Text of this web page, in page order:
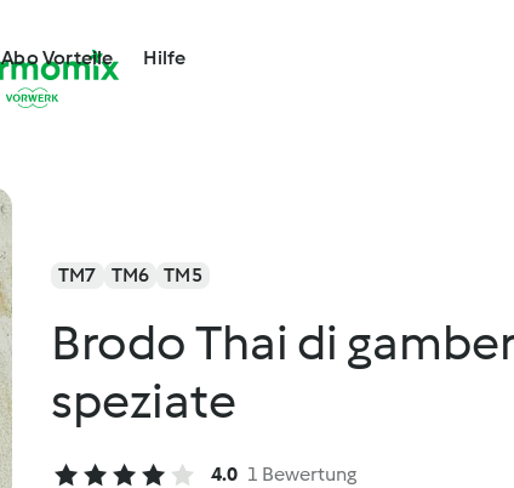
Abo Vorteile Hilfe
TM7 TM6 TM5
Brodo Thai di
speziate
4.0 1 Bewertung